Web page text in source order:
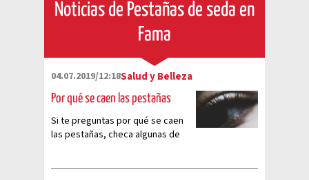
Noticias de Pestañas de seda en
Fama
04.07.2019/12:18Salud y Belleza
Por qué se caen las pestañas
Si te preguntas por qué se caen
las pestañas, checa algunas de